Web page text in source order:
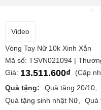
Video
Vòng Tay Nữ 10k Xinh Xắn
Mã số: TSVN021094 |
Giá: 13.511.600₫
(Cập
Quà tặng:
Quà tặng 20/10
Quà tặng sinh nhật Nữ
Quà